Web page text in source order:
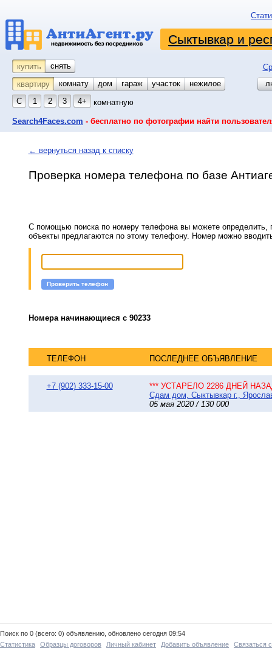
Сыктывкар и
купить снять
квартиру
комнату койко-место
дом гараж участок
нежилое
С
1 2 3 4+ комнатную
Search4Faces.com - бесплатно по фотографии найти
← вернуться назад к списку
Проверка номера телефона по базе
С помощью поиска по номеру телефона вы можете определить,
объекты предлагаются по этому телефону. Номер можно
Проверить телефон
Номера начинающиеся с 90233
ТЕЛЕФОН ПОСЛЕДНЕЕ ОБЪЯВЛЕНИЕ
+7 (902) 333-15-00
*** УСТАРЕЛО 2286 ДНЕЙ
Сдам дом, Сыктывкар г.,
05 мая 2020 / 130 000
Поиск по 0 (всего: 0) объявлению, обновлено сегодня 09:54
Статистика
Образцы договоров Личный кабинет Добавить объявление Связаться